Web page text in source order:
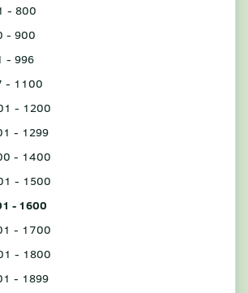
- 800
- 900
- 996
- 1100
- 1200
- 1299
- 1400
- 1500
- 1600
- 1700
- 1800
- 1899